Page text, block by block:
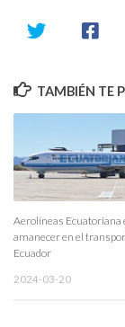
TAMBIÉN TE
Aerolíneas Ecuatoriana
amanecer en el
Ecuador
2024-03-20